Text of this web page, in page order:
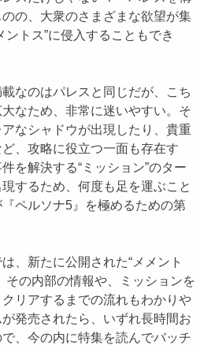
の、大衆のさまざまな欲望が集
ントス”に侵入することもでき
なのはパレスと同じだが、こち
なため、非常に迷いやすい。そ
なシャドウが出現したり、貴重
、攻略に役立つ一面も存在す
を解決する“ミッション”のター
するため、何度も足を運ぶこと
ペルソナ5』を極めるための第
、新たに公開された“メメント
の内部の情報や、ミッションを
リアするまでの流れもわかりや
発売されたら、いずれ長時間お
、今の内に特集を読んでバッチ